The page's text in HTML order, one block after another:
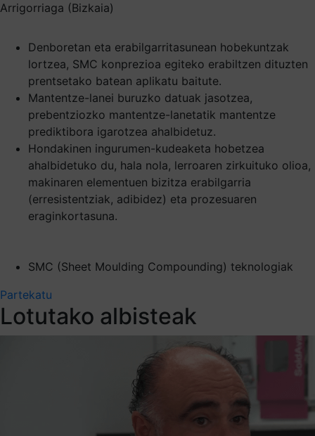
Arrigorriaga (Bizkaia)
Denboretan eta erabilgarritasunean hobekuntzak
lortzea, SMC konprezioa egiteko erabiltzen dituzten
prentsetako batean aplikatu baitute.
Mantentze-lanei buruzko datuak jasotzea,
prebentziozko mantentze-lanetatik mantentze
prediktibora igarotzea ahalbidetuz.
Hondakinen ingurumen-kudeaketa hobetzea
ahalbidetuko du, hala nola, lerroaren zirkuituko olioa,
makinaren elementuen bizitza erabilgarria
(erresistentziak, adibidez) eta prozesuaren
eraginkortasuna.
SMC (Sheet Moulding Compounding) teknologiak
Partekatu
Lotutako albisteak